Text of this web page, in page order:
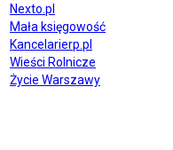
Nexto.pl
Mała księgowość
Kancelarierp.pl
Wieści Rolnicze
Życie Warszawy